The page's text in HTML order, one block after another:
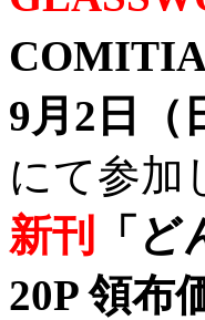
9月2日（
にて参加
新刊
「
20P 領布